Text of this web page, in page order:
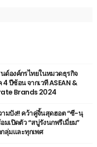
ด์องค์กรไทยในหมวดธุรกิจ
ปีซ้อน จากเวที ASEAN &
Brands 2024
ามปัง!! คว้าคู่จิ้นสุดฮอต “ซี-นุ
เปิดตัว “สบู่รังนกพรีเมี่ยม”
ลุ่มและทุกเพศ